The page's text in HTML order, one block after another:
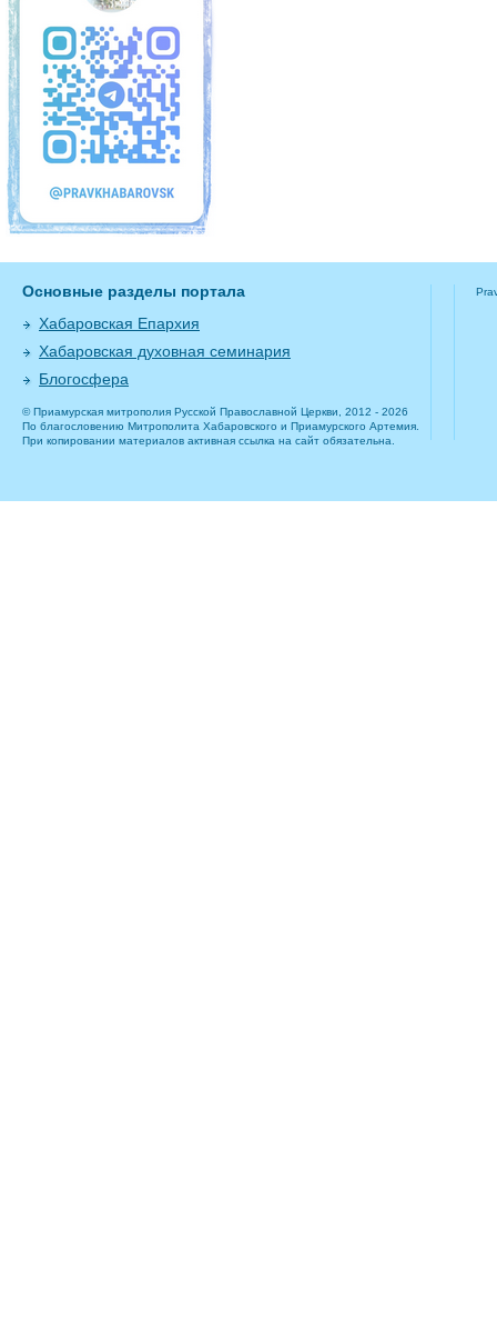
Основные разделы портала
Хабаровская Епархия
Хабаровская духовная семинария
Блогосфера
© Приамурская митрополия Русской Православной Церкви, 2012 - 2026
По благословению Митрополита Хабаровского и Приамурского Артемия.
При копировании материалов активная ссылка на сайт обязательна.